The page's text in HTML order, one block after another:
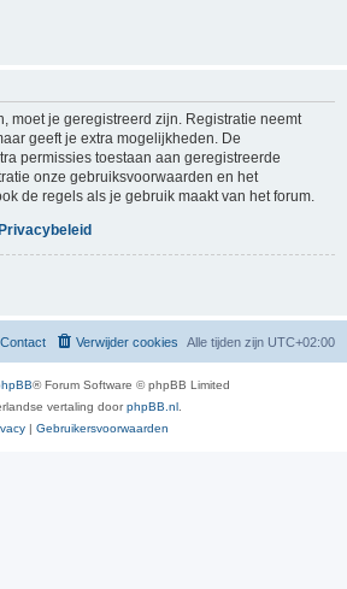
moet je geregistreerd zijn. Registratie neemt
geeft je extra mogelijkheden. De
permissies toestaan aan geregistreerde
onze gebruiksvoorwaarden en het
de regels als je gebruik maakt van het forum.
Alle tijden zijn UTC+02:00
Verwijder cookies
Contact
® Forum Software © phpBB Limited
vertaling doorphpBB.nl
| Gebruikersvoorwaarden